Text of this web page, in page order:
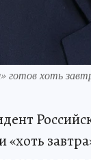
готов хоть
«хоть